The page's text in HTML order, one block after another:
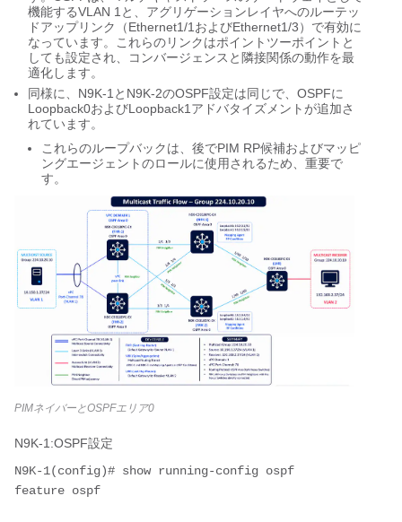
機能するVLAN 1と、アグリゲーションレイヤへのルーテッ
ドアップリンク（Ethernet1/1およびEthernet1/3）で有効に
なっています。これらのリンクはポイントツーポイントと
しても設定され、コンバージェンスと隣接関係の動作を最
適化します。
同様に、N9K-1とN9K-2のOSPF設定は同じで、OSPFに
Loopback0およびLoopback1アドバタイズメントが追加さ
れています。
これらのループバックは、後でPIM RP候補およびマッピ
ングエージェントのロールに使用されるため、重要で
す。
PIMネイバーとOSPFエリア0
N9K-1:OSPF設定
N9K-1(config)# show running-config ospf
feature ospf